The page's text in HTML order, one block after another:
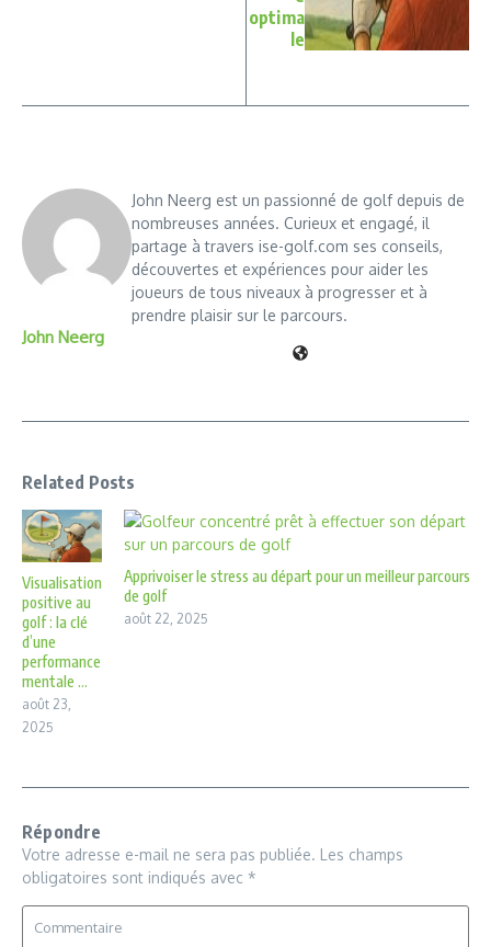
optima
le
John Neerg
John Neerg est un passionné de golf depuis de
nombreuses années. Curieux et engagé, il
partage à travers ise-golf.com ses conseils,
découvertes et expériences pour aider les
joueurs de tous niveaux à progresser et à
prendre plaisir sur le parcours.
Related Posts
Visualisation
positive au
golf : la clé
d’une
performance
mentale ...
août 23,
2025
Apprivoiser le stress au départ pour un meilleur parcours
de golf
août 22, 2025
Répondre
Votre adresse e-mail ne sera pas publiée. Les champs
obligatoires sont indiqués avec *